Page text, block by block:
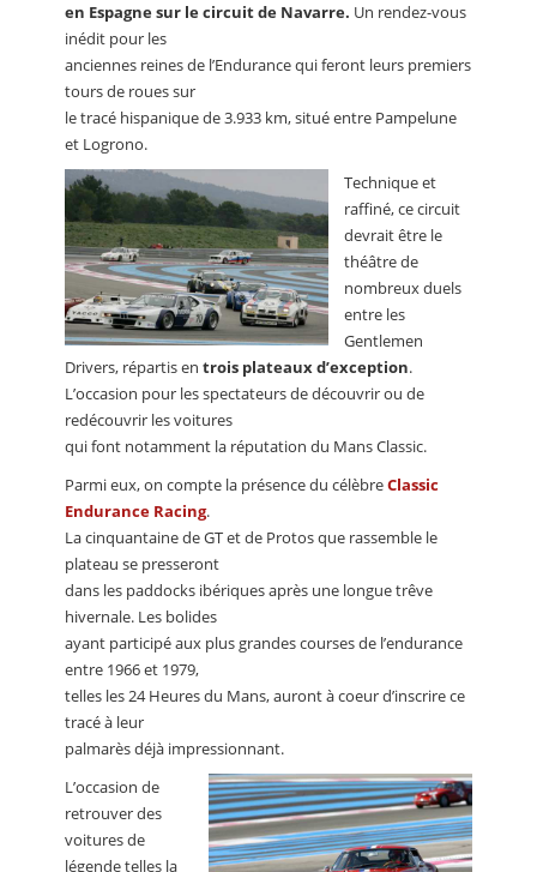
en Espagne sur le circuit de Navarre. Un rendez-vous
inédit pour les
anciennes reines de l’Endurance qui feront leurs premiers
tours de roues sur
le tracé hispanique de 3.933 km, situé entre Pampelune
et Logrono.
Technique et
raffiné, ce circuit
devrait être le
théâtre de
nombreux duels
entre les
Gentlemen
Drivers, répartis en trois plateaux d’exception.
L’occasion pour les spectateurs de découvrir ou de
redécouvrir les voitures
qui font notamment la réputation du Mans Classic.
Parmi eux, on compte la présence du célèbreClassic
Endurance Racing.
La cinquantaine de GT et de Protos que rassemble le
plateau se presseront
dans les paddocks ibériques après une longue trêve
hivernale. Les bolides
ayant participé aux plus grandes courses de l’endurance
entre 1966 et 1979,
telles les 24 Heures du Mans, auront à coeur d’inscrire ce
tracé à leur
palmarès déjà impressionnant.
L’occasion de
retrouver des
voitures de
légende telles la